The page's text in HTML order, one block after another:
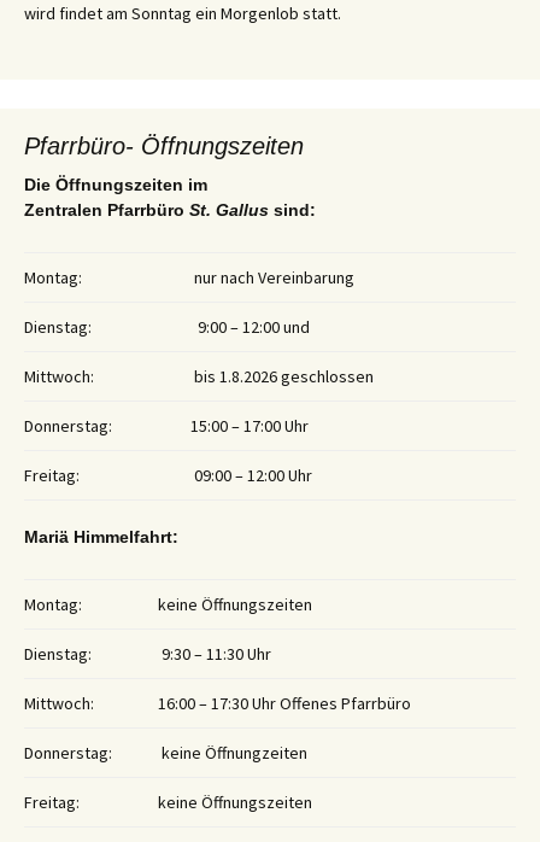
wird findet am Sonntag ein Morgenlob statt.
Pfarrbüro- Öffnungszeiten
Die Öffnungszeiten im
Zentralen Pfarrbüro St. Gallus sind:
Montag: nur nach Vereinbarung
Dienstag: 9:00 – 12:00 und
Mittwoch: bis 1.8.2026 geschlossen
Donnerstag: 15:00 – 17:00 Uhr
Freitag: 09:00 – 12:00 Uhr
Mariä Himmelfahrt:
Montag: keine Öffnungszeiten
Dienstag: 9:30 – 11:30 Uhr
Mittwoch: 16:00 – 17:30 Uhr Offenes Pfarrbüro
Donnerstag: keine Öffnungzeiten
Freitag: keine Öffnungszeiten